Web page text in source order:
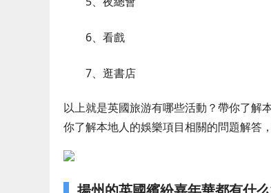
6、看戲
7、逛書店
以上就是英國旅游有哪些活動？帶你了解
你了解本地人的娛樂項目相關的問題解答